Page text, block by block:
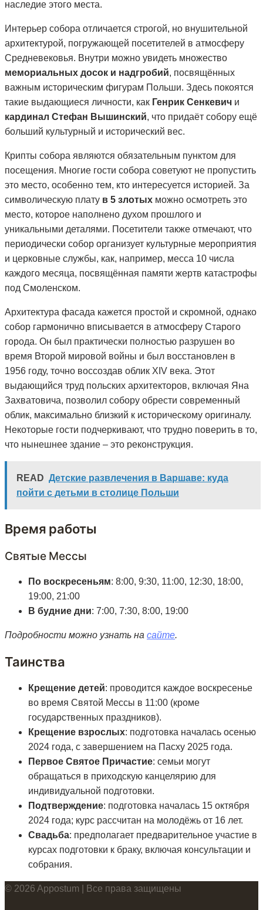
наследие этого места.
Интерьер собора отличается строгой, но внушительной
архитектурой, погружающей посетителей в атмосферу
Средневековья. Внутри можно увидеть множество
мемориальных досок и надгробий, посвящённых
важным историческим фигурам Польши. Здесь покоятся
такие выдающиеся личности, как Генрик Сенкевич и
кардинал Стефан Вышинский, что придаёт собору ещё
больший культурный и исторический вес.
Крипты собора являются обязательным пунктом для
посещения. Многие гости собора советуют не пропустить
это место, особенно тем, кто интересуется историей. За
символическую плату в 5 злотых можно осмотреть это
место, которое наполнено духом прошлого и
уникальными деталями. Посетители также отмечают, что
периодически собор организует культурные мероприятия
и церковные службы, как, например, месса 10 числа
каждого месяца, посвящённая памяти жертв катастрофы
под Смоленском.
Архитектура фасада кажется простой и скромной, однако
собор гармонично вписывается в атмосферу Старого
города. Он был практически полностью разрушен во
время Второй мировой войны и был восстановлен в
1956 году, точно воссоздав облик XIV века. Этот
выдающийся труд польских архитекторов, включая Яна
Захватовича, позволил собору обрести современный
облик, максимально близкий к историческому оригиналу.
Некоторые гости подчеркивают, что трудно поверить в то,
что нынешнее здание – это реконструкция.
READ Детские развлечения в Варшаве: куда
пойти с детьми в столице Польши
Время работы
Святые Мессы
По воскресеньям: 8:00, 9:30, 11:00, 12:30, 18:00,
19:00, 21:00
В будние дни: 7:00, 7:30, 8:00, 19:00
Подробности можно узнать на сайте.
Таинства
Крещение детей: проводится каждое воскресенье
во время Святой Мессы в 11:00 (кроме
государственных праздников).
Крещение взрослых: подготовка началась осенью
2024 года, с завершением на Пасху 2025 года.
Первое Святое Причастие: семьи могут
обращаться в приходскую канцелярию для
индивидуальной подготовки.
Подтверждение: подготовка началась 15 октября
2024 года; курс рассчитан на молодёжь от 16 лет.
Свадьба: предполагает предварительное участие в
курсах подготовки к браку, включая консультации и
собрания.
© 2026 Appostum | Все права защищены